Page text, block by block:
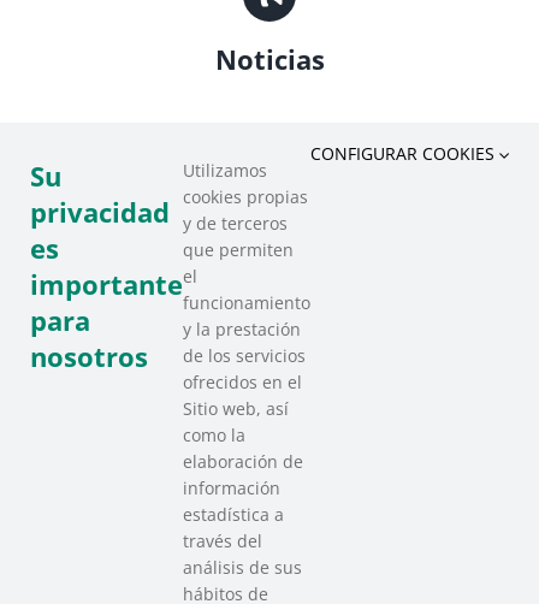
Noticias
Recursos
Su
privacidad
es
importante
para
nosotros
Utilizamos
cookies propias
y de terceros
que permiten
el
funcionamiento
y la prestación
de los servicios
ofrecidos en el
Sitio web, así
como la
elaboración de
información
estadística a
través del
análisis de sus
hábitos de
CONFIGURAR COOKIES